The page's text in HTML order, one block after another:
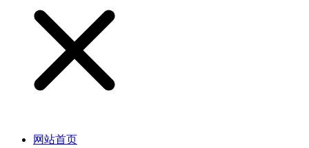
网站首页